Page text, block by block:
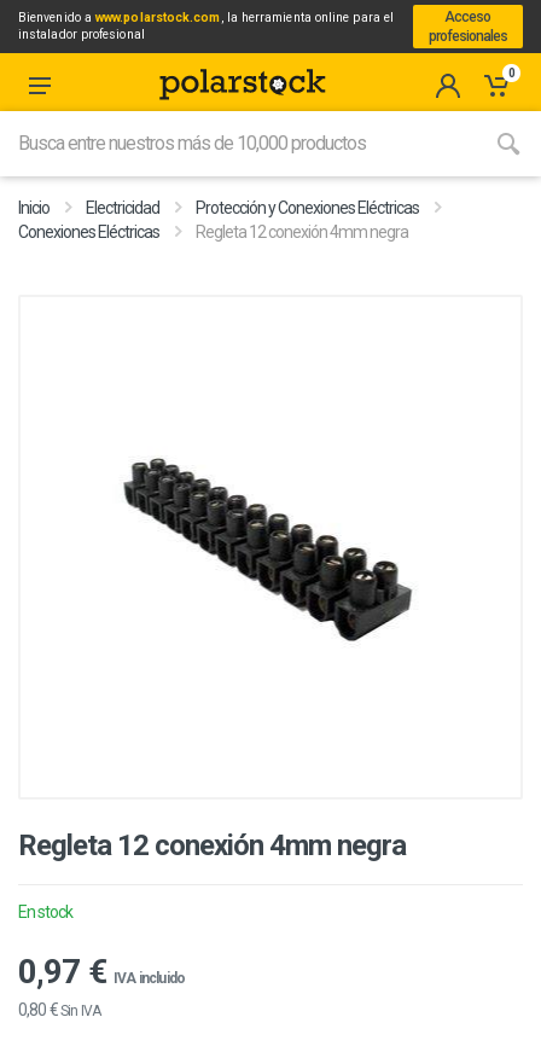
Bienvenido awww.polarstock.com, la herramienta online para el
instalador profesional
Acceso
profesionales
0
Inicio Electricidad
Protección y Conexiones Eléctricas
Conexiones Eléctricas
Regleta 12 conexión 4mm negra
Regleta 12 conexión 4mm negra
En stock
0,97 € IVA incluido
0,80 €Sin IVA